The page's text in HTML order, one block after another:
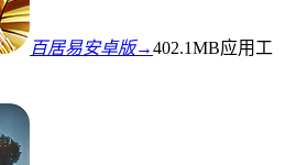
百居易安卓版→402.1MB应用工